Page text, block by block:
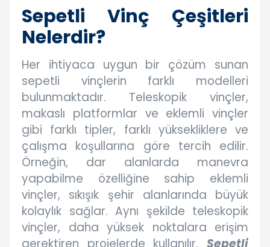
Sepetli Vinç Çeşitleri
Nelerdir?
Her ihtiyaca uygun bir çözüm sunan
sepetli vinçlerin farklı modelleri
bulunmaktadır. Teleskopik vinçler,
makaslı platformlar ve eklemli vinçler
gibi farklı tipler, farklı yüksekliklere ve
çalışma koşullarına göre tercih edilir.
Örneğin, dar alanlarda manevra
yapabilme özelliğine sahip eklemli
vinçler, sıkışık şehir alanlarında büyük
kolaylık sağlar. Aynı şekilde teleskopik
vinçler, daha yüksek noktalara erişim